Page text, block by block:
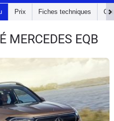
Prix Fiches techniques
MERCEDES EQB